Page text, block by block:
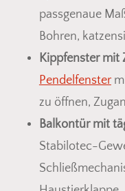
passgenaue
Bohren,
Kippfenster mit
Pendelfenster
zu öffnen,
Balkontür mit
Stabilotec-